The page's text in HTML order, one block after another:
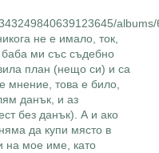
не е имало, ток,
ми със съдебно
план (нещо си) и са
мнение, това е било,
данък, и аз
без данък). А и ако
да купи място в
на мое име, като